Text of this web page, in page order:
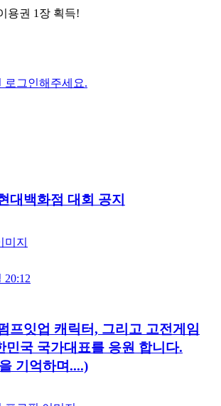
용권 1 장 획득!
로그인해주세요.
대백화점 대회 공지
20:12
프잇업 캐릭터, 그리고 고전게임
민국 국가대표를 응원 합니다.
기억하며....)